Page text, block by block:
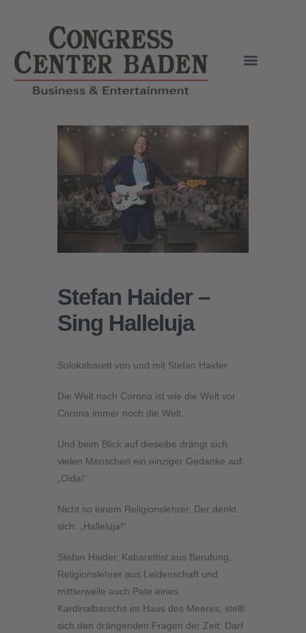
Stefan Haider –
Sing Halleluja
Solokabarett von und mit Stefan Haider
Die Welt nach Corona ist wie die Welt vor
Corona immer noch die Welt.
Und beim Blick auf dieselbe drängt sich
vielen Menschen ein einziger Gedanke auf:
„Oida!“
Nicht so einem Religionslehrer. Der denkt
sich: „Halleluja!“
Stefan Haider, Kabarettist aus Berufung,
Religionslehrer aus Leidenschaft und
mittlerweile auch Pate eines
Kardinalbarschs im Haus des Meeres, stellt
sich den drängenden Fragen der Zeit: Darf